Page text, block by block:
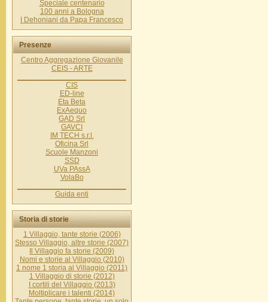
Speciale centenario
100 anni a Bologna
I Dehoniani da Papa Francesco
Presenze
Centro Aggregazione Giovanile
CEIS - ARTE
CIS
ED-line
Eta Beta
ExAequo
GAD Srl
GAVCI
IM TECH s.r.l.
Oficina Srl
Scuole Manzoni
SSD
UVa PAssA
VolaBo
Guida enti
Storia di storie
1 Villaggio, tante storie (2006)
Stesso Villaggio, altre storie (2007)
Il Villaggio fa storie (2009)
Nomi e storie al Villaggio (2010)
1 nome 1 storia al Villaggio (2011)
1 Villaggio di storie (2012)
I cortili del Villaggio (2013)
Moltiplicare i talenti (2014)